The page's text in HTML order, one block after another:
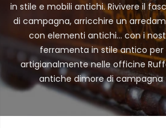
in stile e mobili antichi. Rivivere il
di campagna, arricchire un
con elementi antichi… con i
ferramenta in stile antico per
artigianalmente nelle officine
antiche dimore di campagna